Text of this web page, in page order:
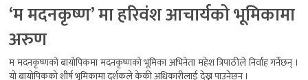
‘म मदनकृष्ण’ मा हरिवंश आचार्यको भूमिकामा
अरुण
म मदनकृष्णको बायोपिकमा मदनकृष्णको भूमिका अभिनेता महेश त्रिपाठीले निर्वाह गर्नेछन् ।
यो बायोपिकको शीर्ष भूमिकामा दर्शकले केकी अधिकारीलाई देख्न पाउनेछन् ।